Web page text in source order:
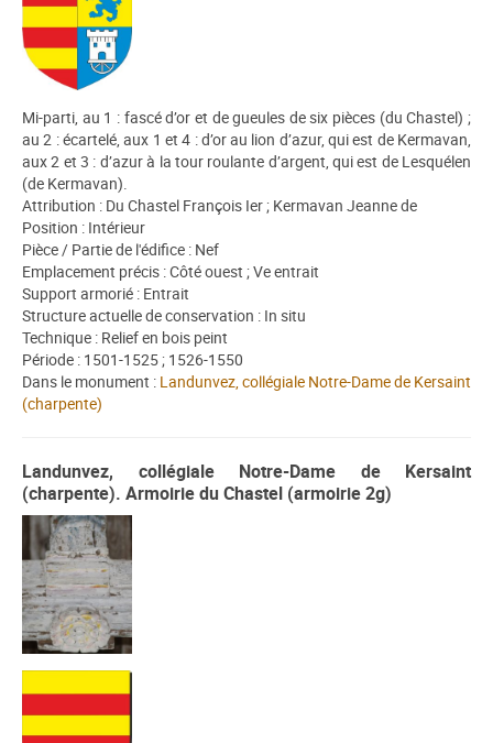
Mi-parti, au 1 : fascé d’or et de gueules de six pièces (du Chastel) ;
au 2 : écartelé, aux 1 et 4 : d’or au lion d’azur, qui est de Kermavan,
aux 2 et 3 : d’azur à la tour roulante d’argent, qui est de Lesquélen
(de Kermavan).
Attribution : Du Chastel François Ier ; Kermavan Jeanne de
Position : Intérieur
Pièce / Partie de l'édifice : Nef
Emplacement précis : Côté ouest ; Ve entrait
Support armorié : Entrait
Structure actuelle de conservation : In situ
Technique : Relief en bois peint
Période : 1501-1525 ; 1526-1550
Dans le monument : Landunvez, collégiale Notre-Dame de Kersaint
(charpente)
Landunvez, collégiale Notre-Dame de Kersaint
(charpente). Armoirie du Chastel (armoirie 2g)